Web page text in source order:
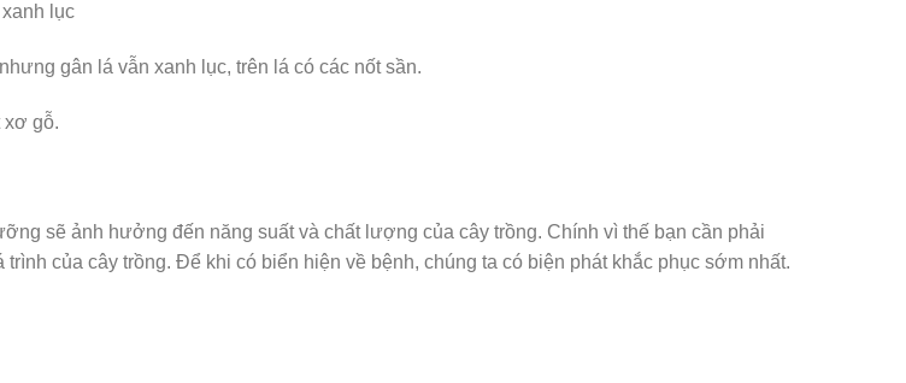
lục
gân lá vẫn xanh lục, trên lá có các nốt sần.
xơ gỗ.
sẽ ảnh hưởng đến năng suất và chất lượng của cây trồng. Chính vì thế bạn cần phải
trình của cây trồng. Để khi có biển hiện về bệnh, chúng ta có biện phát khắc phục sớm nhất.